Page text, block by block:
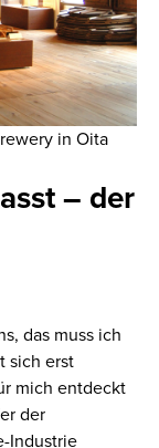
in Oita
– der
das muss ich
sich erst
mich entdeckt
der
Industrie